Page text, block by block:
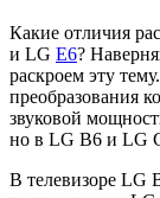
Какие отличия
и LG E6?
раскроем эту
преобразования
звуковой
но в LG B6 и LG
В телевизоре LG